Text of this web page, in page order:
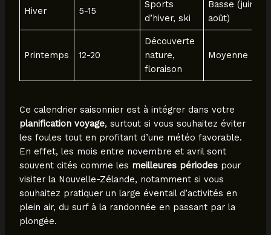
Hiver 5-15
Sports
d’hiver, ski
Basse (juin-
août)
Printemps 12-20
Découverte
nature,
floraison
Moyenne
Ce calendrier saisonnier est à intégrer dans votre
planification voyage, surtout si vous souhaitez éviter
les foules tout en profitant d’une météo favorable.
En effet, les mois entre novembre et avril sont
souvent cités comme les meilleures périodespour
visiter la Nouvelle-Zélande, notamment si vous
souhaitez pratiquer un large éventail d’activités en
plein air, du surf à la randonnée en passant par la
plongée.